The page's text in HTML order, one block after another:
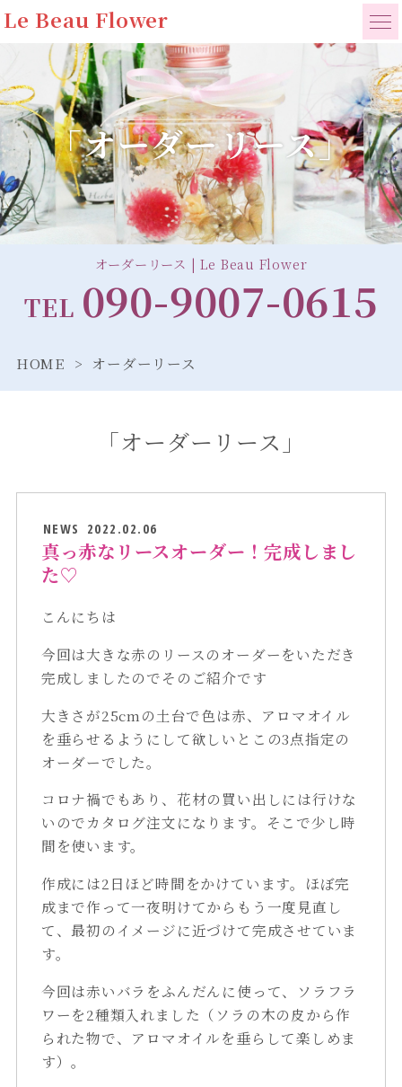
Le Beau Flower
「オーダーリース」
オーダーリース | Le Beau Flower
TEL 090-9007-0615
HOME オーダーリース
「オーダーリース」
NEWS 2022.02.06
真っ赤なリースオーダー！完成しまし
た♡
こんにちは
今回は大きな赤のリースのオーダーをいただき
完成しましたのでそのご紹介です
大きさが25cmの土台で色は赤、アロマオイル
を垂らせるようにして欲しいとこの3点指定の
オーダーでした。
コロナ禍でもあり、花材の買い出しには行けな
いのでカタログ注文になります。そこで少し時
間を使います。
作成には2日ほど時間をかけています。ほぼ完
成まで作って一夜明けてからもう一度見直し
て、最初のイメージに近づけて完成させていま
す。
今回は赤いバラをふんだんに使って、ソラフラ
ワーを2種類入れました（ソラの木の皮から作
られた物で、アロマオイルを垂らして楽しめま
す）。